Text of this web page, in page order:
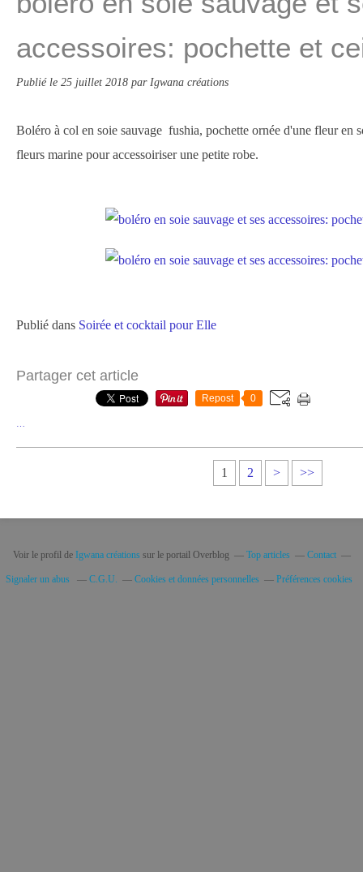
accessoires: pochette et
Publié le 25 juillet 2018 par Igwana créations
Boléro à col en soie sauvage fushia, pochette ornée d'une fleur en
fleurs marine pour accessoiriser une petite robe.
Publié dans Soirée et cocktail pour Elle
Partager cet article
Repost 0
1 2 > >>
Voir le profil de Igwana créationssur le portail Overblog Top articles Contact
Signaler un abus C.G.U. Cookies et données personnelles Préférences cookies